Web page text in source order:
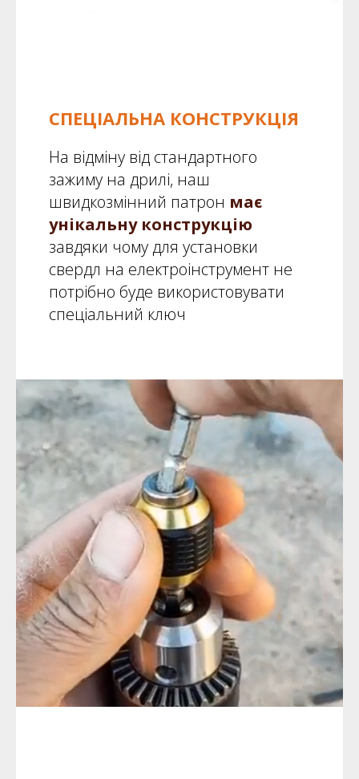
СПЕЦІАЛЬНА КОНСТРУКЦІЯ
На відміну від стандартного
зажиму на дрилі, наш
швидкозмінний патрон має
унікальну конструкцію
завдяки чомудля установки
свердл на електроінструмент не
потрібно буде використовувати
спеціальний ключ